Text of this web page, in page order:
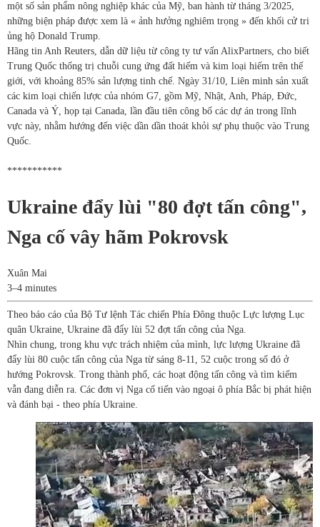
một số sản phẩm nông nghiệp khác của Mỹ, ban hành từ tháng 3/2025,
những biện pháp được xem là « ảnh hưởng nghiêm trọng » đến khối cử tri
ủng hộ Donald Trump.
Hãng tin Anh Reuters, dẫn dữ liệu từ công ty tư vấn AlixPartners, cho biết
Trung Quốc thống trị chuỗi cung ứng đất hiếm và kim loại hiếm trên thế
giới, với khoảng 85% sản lượng tinh chế. Ngày 31/10, Liên minh sản xuất
các kim loại chiến lược của nhóm G7, gồm Mỹ, Nhật, Anh, Pháp, Đức,
Canada và Ý, họp tại Canada, lần đầu tiên công bố các dự án trong lĩnh
vực này, nhằm hướng đến việc dần dần thoát khỏi sự phụ thuộc vào Trung
Quốc.
***********
Ukraine đẩy lùi "80 đợt tấn công",
Nga cố vây hãm Pokrovsk
Xuân Mai
3–4 minutes
Theo báo cáo của Bộ Tư lệnh Tác chiến Phía Đông thuộc Lực lượng Lục
quân Ukraine, Ukraine đã đẩy lùi 52 đợt tấn công của Nga.
Nhìn chung, trong khu vực trách nhiệm của mình, lực lượng Ukraine đã
đẩy lùi 80 cuộc tấn công của Nga từ sáng 8-11, 52 cuộc trong số đó ở
hướng Pokrovsk. Trong thành phố, các hoạt động tấn công và tìm kiếm
vẫn đang diễn ra. Các đơn vị Nga cố tiến vào ngoại ô phía Bắc bị phát hiện
và đánh bại - theo phía Ukraine.